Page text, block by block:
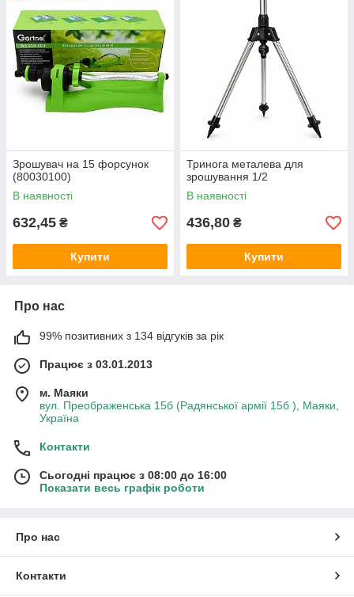
Зрошувач на 15 форсунок
(80030100)
В наявності
632,45 ₴
Купити
Тринога металева для
зрошування 1/2
В наявності
436,80 ₴
Купити
Про нас
99% позитивних з 134 відгуків за рік
Працює з 03.01.2013
м. Маяки
вул. Преображенська 15б (Радянської армії 15б ), Маяки,
Україна
Контакти
Сьогодні працює з 08:00 до 16:00
Показати весь графік роботи
Про нас
Контакти